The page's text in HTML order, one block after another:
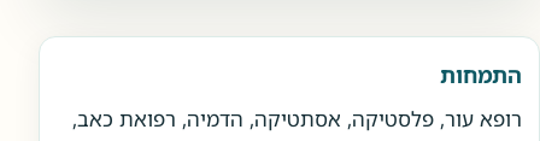
התמחות
רופא עור, פלסטיקה, אסתטיקה, הדמיה, רפואת כאב,